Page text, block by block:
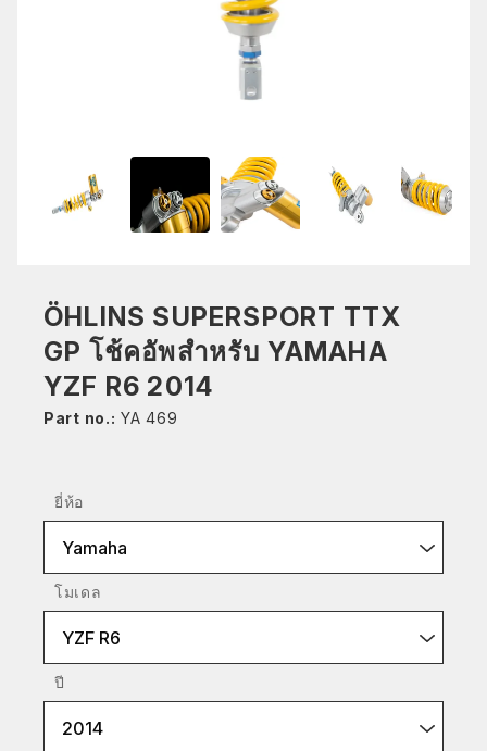
ÖHLINS SUPERSPORT TTX
GP โช้คอัพสำหรับ YAMAHA
YZF R6 2014
Part no.: YA 469
ยี่ห้อ
Yamaha
โมเดล
YZF R6
ปี
2014